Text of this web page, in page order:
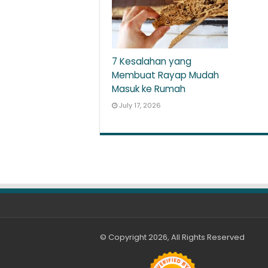
7 Kesalahan yang
Membuat Rayap Mudah
Masuk ke Rumah
July 17, 2026
© Copyright 2026, All Rights Reserved